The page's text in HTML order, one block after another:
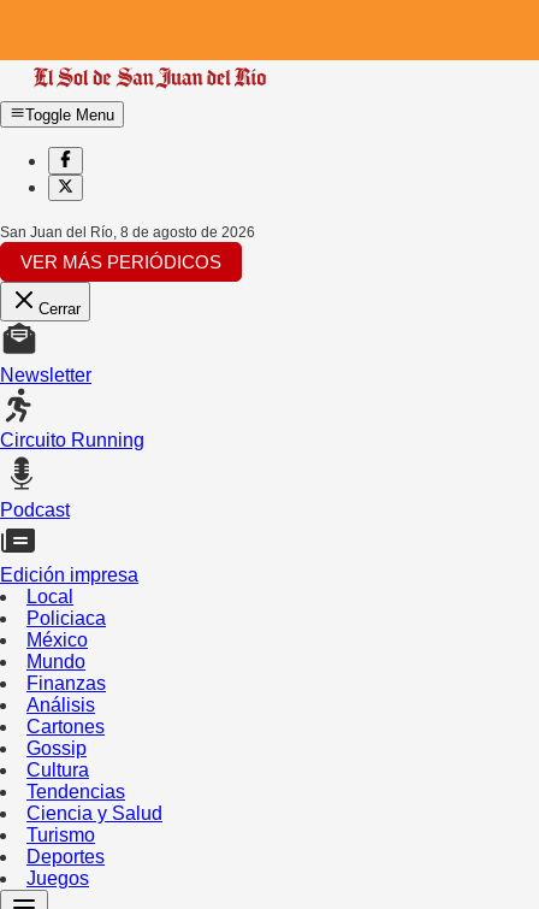
Toggle Menu
San Juan del Río, 8 de agosto de 2026
VER MÁS PERIÓDICOS
Cerrar
Newsletter
Circuito Running
Podcast
Edición impresa
Local
Policiaca
México
Mundo
Finanzas
Análisis
Cartones
Gossip
Cultura
Tendencias
Ciencia y Salud
Turismo
Deportes
Juegos